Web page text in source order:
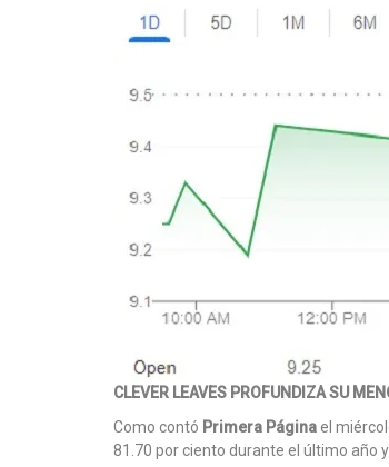
CLEVER LEAVES PROFUNDIZA SU
Como contó Primera Páginael
81.70 por ciento durante el último año